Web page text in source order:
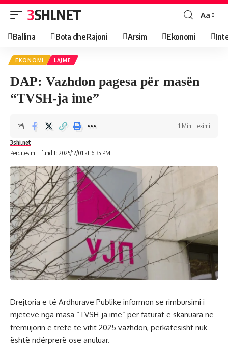
3SHI.NET Aa
Ballina Bota dhe Rajoni Arsim Ekonomi
EKONOMI LAJME
DAP: Vazhdon pagesa për masën
“TVSH-ja ime”
Përditësimi i fundit: 2025/12/01 at 6:35 PM
3shi.net
1 Min. Leximi
Drejtoria e të Ardhurave Publike informon se rimbursimi i
mjeteve nga masa “TVSH-ja ime” për faturat e skanuara në
tremujorin e tretë të vitit 2025 vazhdon, përkatësisht nuk
është ndërprerë ose anuluar.